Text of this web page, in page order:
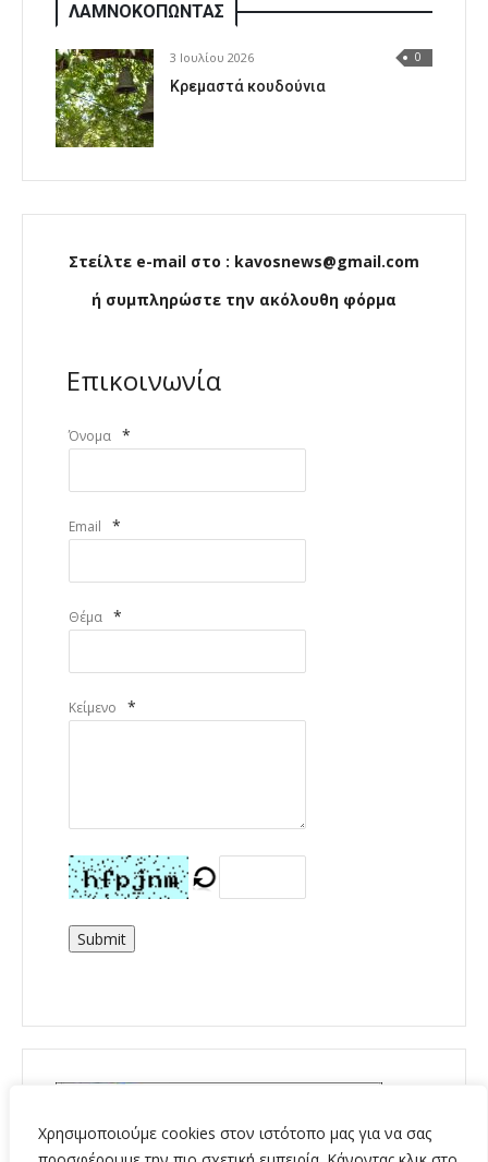
Χρησιμοποιούμε cookies στον ιστότοπο μας για να σας
ΛΑΜΝΟΚΟΠΩΝΤΑΣ
3 Ιουλίου 2026 0
Κρεμαστά κουδούνια
Στείλτε e-mail στο : kavosnews@gmail.com
ή συμπληρώστε την ακόλουθη φόρμα
Επικοινωνία
Όνομα *
Email *
Θέμα *
Κείμενο *
Submit